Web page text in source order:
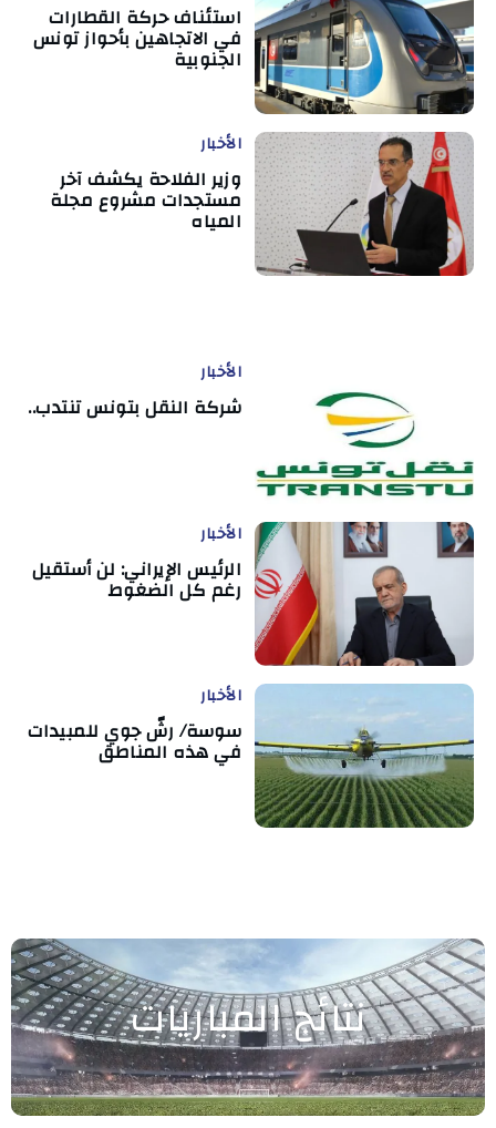
استئناف حركة القطارات
في الاتجاهين بأحواز تونس
الجنوبية
الأخبار
وزير الفلاحة يكشف آخر
مستجدات مشروع مجلة
المياه
الأخبار
شركة النقل بتونس تنتدب..
الأخبار
الرئيس الإيراني: لن أستقيل
رغم كل الضغوط
الأخبار
سوسة/ رشّ جوي للمبيدات
في هذه المناطق
نتائج المباريات